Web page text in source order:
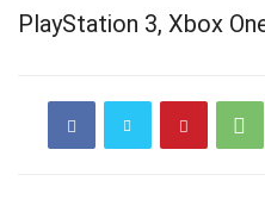
PlayStation 3, Xbox